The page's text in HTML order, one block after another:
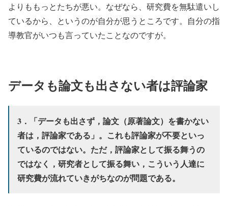
よりももっとたちが悪い。なぜなら、研究費を無駄遣いし
ているから、というのが自分が思うところです。自分の指
導教官がいつも言っていたことなのですが。
データも論文も出さない者は評論家
3．「データも出さず，論文（原著論文）を書かない
者は，評論家である」。これも評論家が不要といっ
ているのではない。ただ，評論家として振る舞うの
ではなく，研究者として振る舞い，こういう人達に
研究費が流れていきがちなのが問題である。